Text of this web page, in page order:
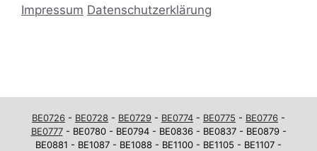
Impressum Datenschutzerklärung
BE0726 - BE0728 - BE0729 - BE0774 - BE0775 - BE0776 -
BE0777- BE0780 - BE0794 - BE0836 - BE0837 - BE0879 -
BE0881 - BE1087 - BE1088 - BE1100 - BE1105 - BE1107 -